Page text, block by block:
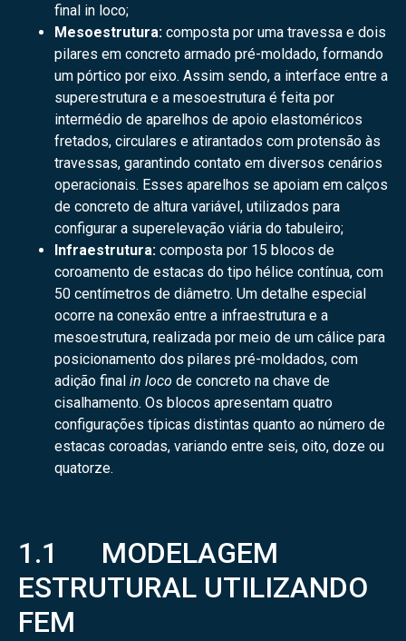
final in loco;
Mesoestrutura: composta por uma travessa e dois
pilares em concreto armado pré-moldado, formando
um pórtico por eixo. Assim sendo, a interface entre a
superestrutura e a mesoestrutura é feita por
intermédio de aparelhos de apoio elastoméricos
fretados, circulares e atirantados com protensão às
travessas, garantindo contato em diversos cenários
operacionais. Esses aparelhos se apoiam em calços
de concreto de altura variável, utilizados para
configurar a superelevação viária do tabuleiro;
Infraestrutura: composta por 15 blocos de
coroamento de estacas do tipo hélice contínua, com
50 centímetros de diâmetro. Um detalhe especial
ocorre na conexão entre a infraestrutura e a
mesoestrutura, realizada por meio de um cálice para
posicionamento dos pilares pré-moldados, com
adição final in loco de concreto na chave de
cisalhamento. Os blocos apresentam quatro
configurações típicas distintas quanto ao número de
estacas coroadas, variando entre seis, oito, doze ou
quatorze.
1.1 MODELAGEM
ESTRUTURAL UTILIZANDO
FEM